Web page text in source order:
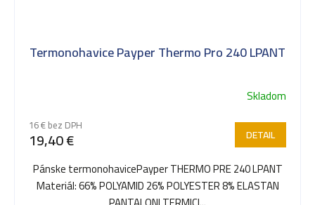
Termonohavice Payper Thermo Pro 240 LPANT
Skladom
16 € bez DPH
19,40 € DETAIL
Pánske termonohavicePayper THERMO PRE 240 LPANT
Materiál: 66% POLYAMID 26% POLYESTER 8% ELASTAN